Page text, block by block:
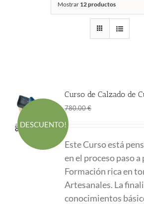
Mostrar 12 productos
DESCUENTO!
Curso de Calzado de
780.00€
era:
780.00 €.
es:
1.00 €.
Este Curso está
en el proceso paso
Formación rica en
Artesanales. La
conocimientos